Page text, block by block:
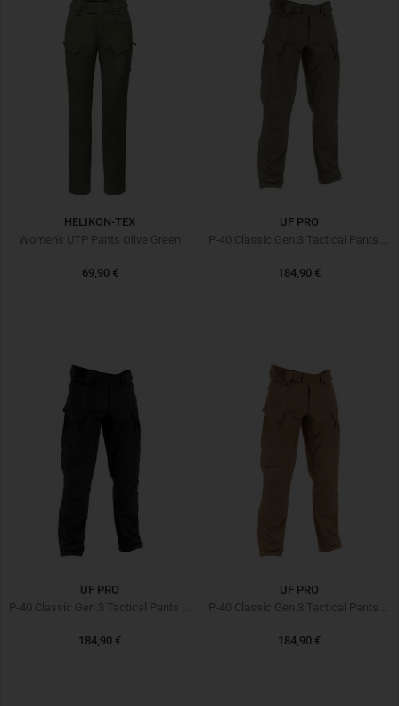
HELIKON-TEX
Women's UTP Pants Olive Green
69,90 €
UF PRO
184,90 €
UF PRO
184,90 €
UF PRO
184,90 €